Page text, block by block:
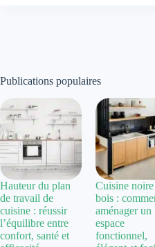
Publications populaires
Hauteur du plan
de travail de
cuisine : réussir
l’équilibre entre
confort, santé et
Cuisine noire
bois :
aménager un
espace
fonctionnel,